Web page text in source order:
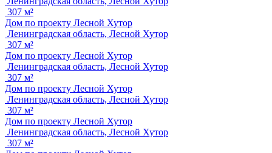
307 м²
Дом по проекту Лесной Хутор
Ленинградская область, Лесной Хутор
307 м²
Дом по проекту Лесной Хутор
Ленинградская область, Лесной Хутор
307 м²
Дом по проекту Лесной Хутор
Ленинградская область, Лесной Хутор
307 м²
Дом по проекту Лесной Хутор
Ленинградская область, Лесной Хутор
307 м²